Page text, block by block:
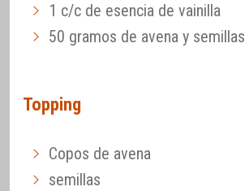
1 c/c de esencia de vainilla
50 gramos de avena y semillas
Topping
Copos de avena
semillas